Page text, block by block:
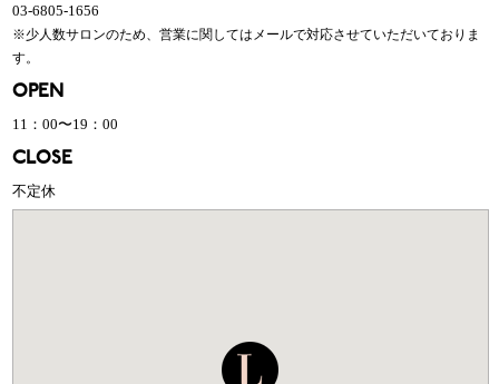
03-6805-1656
※少人数サロンのため、営業に関してはメールで対応させていただいておりま
す。
OPEN
11：00〜19：00
CLOSE
不定休